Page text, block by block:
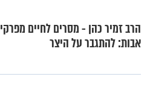
הרב זמיר כהן - מסרים לחיים מפרקי
אבות: להתגבר על היצר